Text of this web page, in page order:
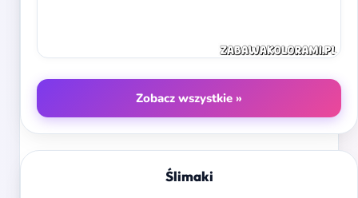
Zobacz wszystkie »
Ślimaki